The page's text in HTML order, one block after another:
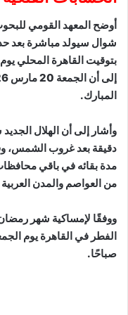
أوضح المعهد القومي
المبارك.
من العواصم والمدن العربية
ووفقًا لإمساكية شهر
صباحًا.